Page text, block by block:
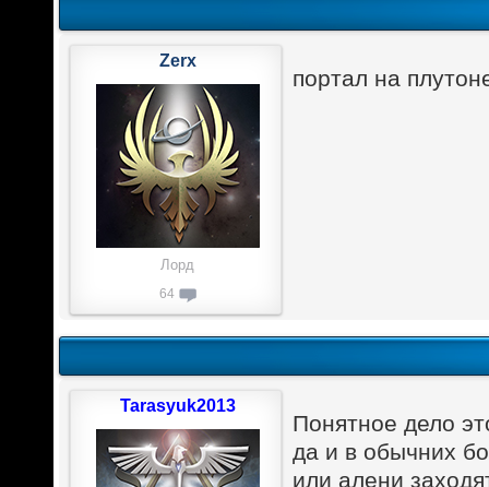
портал на
Zerx
Лорд
64
Понятное дело
да и в обычних
или алени
Tarasyuk2013